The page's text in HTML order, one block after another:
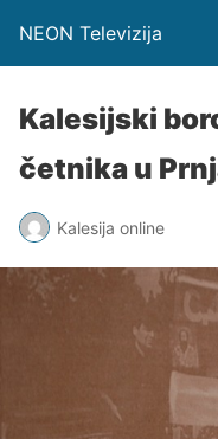
NEON Televizija
Kalesijski
četnika u
Kalesija online